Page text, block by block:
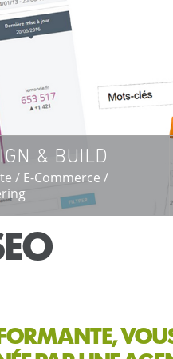
& BUILD
/ E-Commerce /
PLUS →